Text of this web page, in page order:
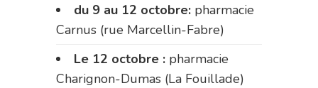
du 9 au 12 octobre: pharmacie
Carnus (rue Marcellin-Fabre)
Le 12 octobre : pharmacie
Charignon-Dumas (La Fouillade)